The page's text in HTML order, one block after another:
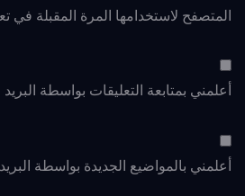
المتصفح لاستخدامها المرة المقبلة في
أعلمني بمتابعة التعليقات بواسطة البريد
أعلمني بالمواضيع الجديدة بواسطة